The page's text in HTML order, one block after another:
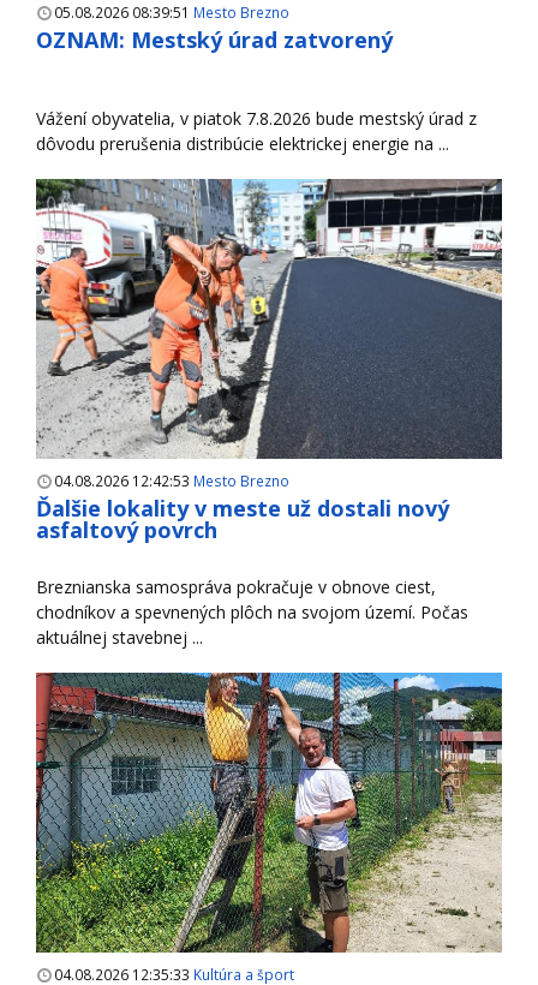
05.08.2026 08:39:51 Mesto Brezno
OZNAM: Mestský úrad zatvorený
Vážení obyvatelia, v piatok 7.8.2026 bude mestský úrad z
dôvodu prerušenia distribúcie elektrickej energie na ...
04.08.2026 12:42:53 Mesto Brezno
Ďalšie lokality v meste už dostali nový
asfaltový povrch
Breznianska samospráva pokračuje v obnove ciest,
chodníkov a spevnených plôch na svojom území. Počas
aktuálnej stavebnej ...
04.08.2026 12:35:33 Kultúra a šport